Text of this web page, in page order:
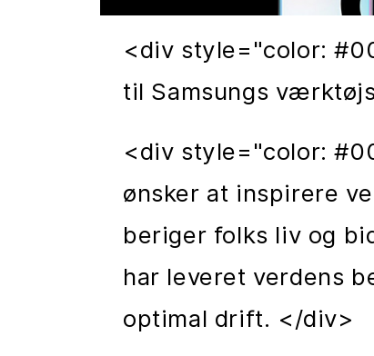
<div style="color:
til Samsungs
<div style="color:
ønsker at inspirere
beriger folks liv og
har leveret verdens
optimal drift. </div>